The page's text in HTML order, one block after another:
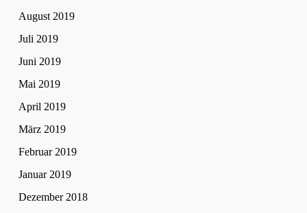
August 2019
Juli 2019
Juni 2019
Mai 2019
April 2019
März 2019
Februar 2019
Januar 2019
Dezember 2018